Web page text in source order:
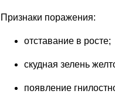
Признаки поражения:
отставание в росте;
скудная зелень
появление